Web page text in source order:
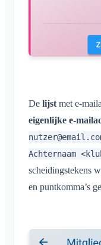
De lijst met e-
eigenlijke e-
Achternaam <
scheidingstekens
en puntkomma’s